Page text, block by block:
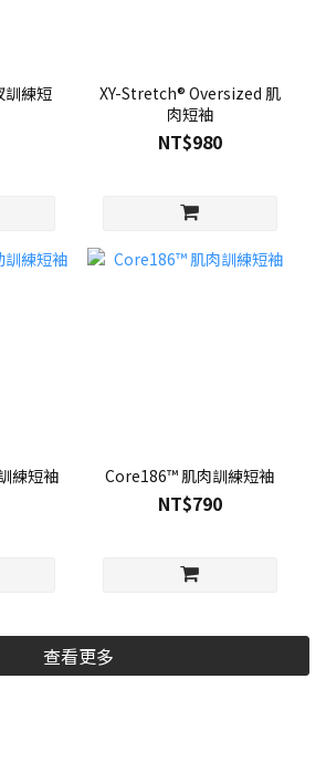
練短
XY-Stretch® Oversized 肌
肉短袖
NT$980
練短袖 Core186™ 肌肉訓練短袖
NT$790
查看更多